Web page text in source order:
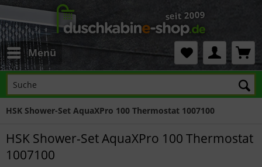
Menü
HSK Shower-Set AquaXPro 100 Thermostat 1007100
HSK Shower-Set AquaXPro 100 Thermostat
1007100